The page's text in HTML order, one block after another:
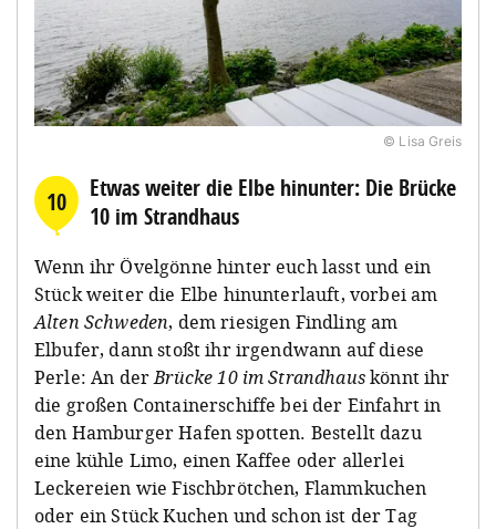
© Lisa Greis
10
Etwas weiter die Elbe hinunter: Die Brücke
10 im Strandhaus
Wenn ihr Övelgönne hinter euch lasst und ein
Stück weiter die Elbe hinunterlauft, vorbei am
Alten Schweden, dem riesigen Findling am
Elbufer, dann stoßt ihr irgendwann auf diese
Perle: An derBrücke 10 im Strandhauskönnt ihr
die großen Containerschiffe bei der Einfahrt in
den Hamburger Hafen spotten. Bestellt dazu
eine kühle Limo, einen Kaffee oder allerlei
Leckereien wie Fischbrötchen, Flammkuchen
oder ein Stück Kuchen und schon ist der Tag